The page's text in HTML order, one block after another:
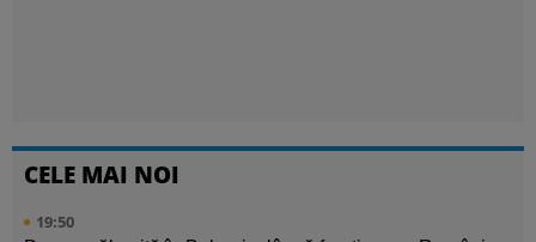
CELE MAI NOI
19:50